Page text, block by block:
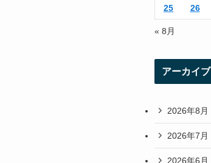
25 26
« 8月
アーカイブ
2026年8月
2026年7月
2026年6月